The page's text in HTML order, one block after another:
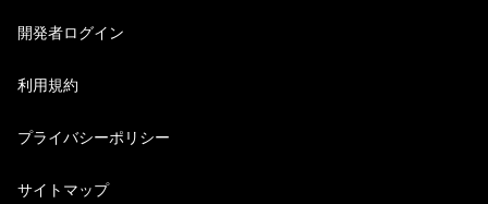
開発者ログイン
利用規約
プライバシーポリシー
サイトマップ